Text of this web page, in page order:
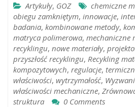
Artykuły, GOZ chemiczne
obiegu zamkniętym, innowacje,
badania, kombinowane metody,
matryca polimerowa, mechaniczne
recyklingu, nowe materiały,
przyszłość recyklingu, Recykling
kompozytowych, regulacje,
właściwości, wytrzymałość,
właściwości mechaniczne,
struktura
0 Comments